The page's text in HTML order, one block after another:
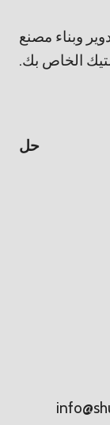
وبناء مصنع
الخاص بك.
حل